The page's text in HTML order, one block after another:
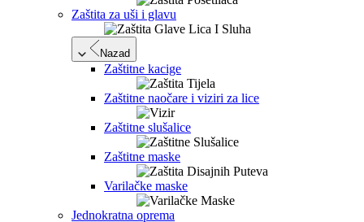
Zaštita za uši i glavu
Nazad
Zaštitne kacige
Zaštitne naočare i viziri za lice
Zaštitne slušalice
Zaštitne maske
Varilačke maske
Jednokratna oprema